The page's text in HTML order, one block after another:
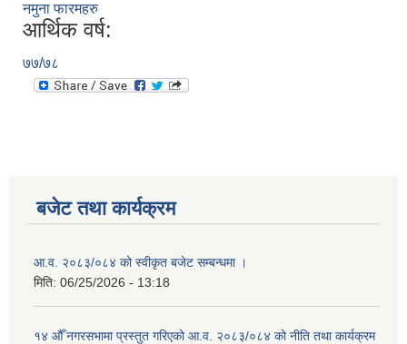
नमुना फारमहरु
आर्थिक वर्ष:
७७/७८
बजेट तथा कार्यक्रम
आ.व. २०८३/०८४ को स्वीकृत बजेट सम्बन्धमा ।
मिति: 06/25/2026 - 13:18
१४ औँ नगरसभामा प्रस्तुत गरिएको आ.व. २०८३/०८४ को नीति तथा कार्यक्रम